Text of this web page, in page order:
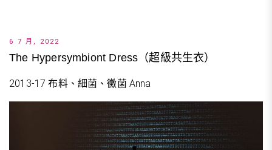
6 7 月, 2022
The Hypersymbiont Dress（超級共生衣）
2013-17 布料、細菌、黴菌 Anna